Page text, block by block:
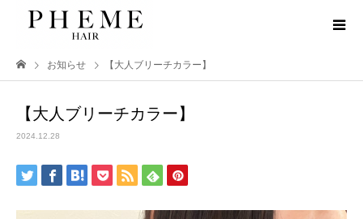
お知らせ 【大人ブリーチカラー】
【大人ブリーチカラー】
2024.12.28